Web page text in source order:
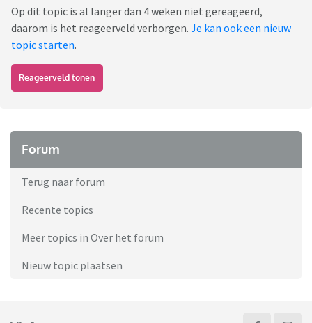
Op dit topic is al langer dan 4 weken niet gereageerd,
daarom is het reageerveld verborgen. Je kan ook een nieuw
topic starten.
Reageerveld tonen
Forum
Terug naar forum
Recente topics
Meer topics in Over het forum
Nieuw topic plaatsen